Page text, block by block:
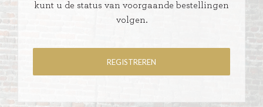
kunt u de status van voorgaande bestellingen
volgen.